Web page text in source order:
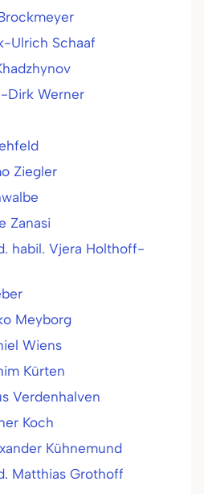
Ulrich Schaaf
Dirk Werner
Ziegler
Zanasi
habil. Vjera Holthoff-
Meyborg
Wiens
Kürten
Verdenhalven
Koch
Kühnemund
Matthias Grothoff